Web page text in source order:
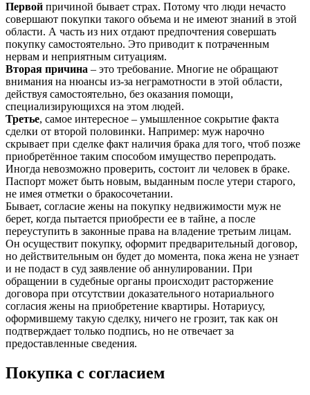
Первой причиной бывает страх. Потому что люди нечасто
совершают покупки такого объема и не имеют знаний в этой
области. А часть из них отдают предпочтения совершать
покупку самостоятельно. Это приводит к потраченным
нервам и неприятным ситуациям.
Вторая причина – это требование. Многие не обращают
внимания на нюансы из-за неграмотности в этой области,
действуя самостоятельно, без оказания помощи,
специализирующихся на этом людей.
Третье, самое интересное – умышленное сокрытие факта
сделки от второй половинки. Например: муж нарочно
скрывает при сделке факт наличия брака для того, чтоб позже
приобретённое таким способом имущество перепродать.
Иногда невозможно проверить, состоит ли человек в браке.
Паспорт может быть новым, выданным после утери старого,
не имея отметки о бракосочетании.
Бывает, согласие жены на покупку недвижимости муж не
берет, когда пытается приобрести ее в тайне, а после
переуступить в законные права на владение третьим лицам.
Он осуществит покупку, оформит предварительный договор,
но действительным он будет до момента, пока жена не узнает
и не подаст в суд заявление об аннулировании. При
обращении в судебные органы происходит расторжение
договора при отсутствии доказательного нотариального
согласия жены на приобретение квартиры. Нотариусу,
оформившему такую сделку, ничего не грозит, так как он
подтверждает только подпись, но не отвечает за
предоставленные сведения.
Покупка с согласием